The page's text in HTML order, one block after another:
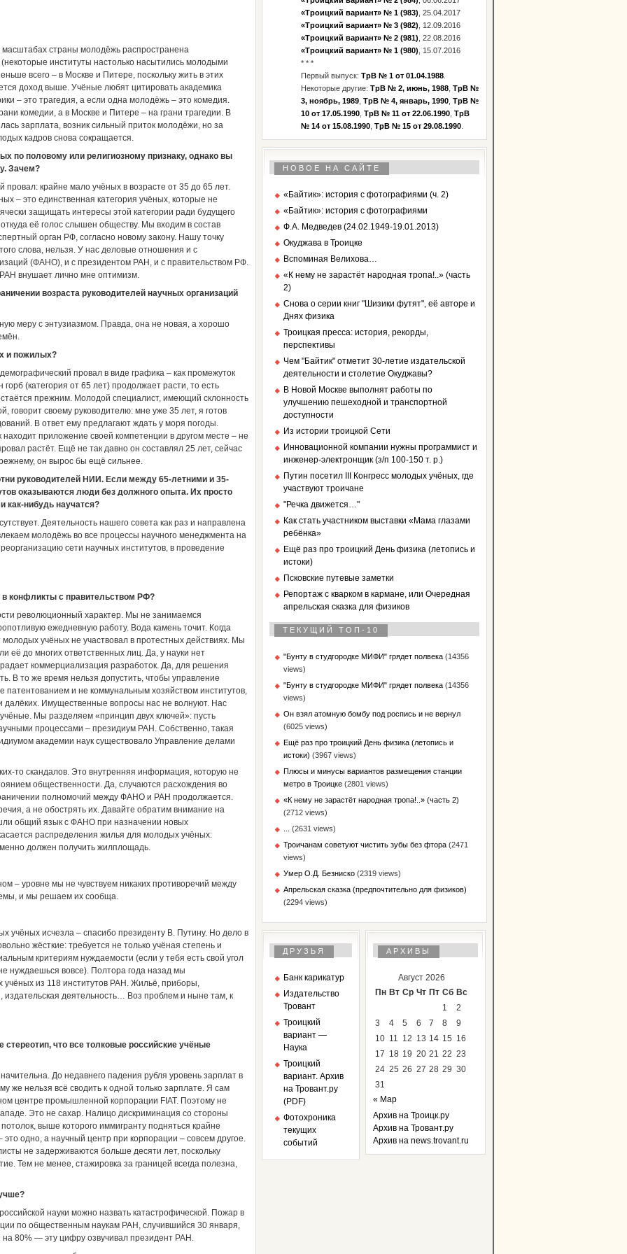
страны молодёжь распространена
институты настолько насытились молодыми
всего – в Москве и Питере, поскольку жить в этих
доход выше. Учёные любят цитировать академика
– это трагедия, а если одна молодёжь – это комедия.
комедии, а в Москве и Питере – на грани трагедии. В
зарплата, возник сильный приток молодёжи, но за
кадров снова сокращается.
по половому или религиозному признаку, однако вы
Зачем?
крайне мало учёных в возрасте от 35 до 65 лет.
– это единственная категория учёных, которые не
защищать интересы этой категории ради будущего
её голос слышен обществу. Мы входим в состав
орган РФ, согласно новому закону. Нашу точку
слова, нельзя. У нас деловые отношения и с
(ФАНО), и с президентом РАН, и с правительством РФ.
внушает лично мне оптимизм.
возраста руководителей научных организаций
меру с энтузиазмом. Правда, она не новая, а хорошо
и пожилых?
провал в виде графика – как промежуток
(категория от 65 лет) продолжает расти, то есть
прежним. Молодой специалист, имеющий склонность
говорит своему руководителю: мне уже 35 лет, я готов
В ответ ему предлагают ждать у моря погоды.
находит приложение своей компетенции в другом месте – не
растёт. Ещё не так давно он составлял 25 лет, сейчас
он вырос бы ещё сильнее.
руководителей НИИ. Если между 65-летними и 35-
оказываются люди без должного опыта. Их просто
как-нибудь научатся?
Деятельность нашего совета как раз и направлена
молодёжь во все процессы научного менеджмента на
сети научных институтов, в проведение
конфликты с правительством РФ?
революционный характер. Мы не занимаемся
ежедневную работу. Вода камень точит. Когда
учёных не участвовал в протестных действиях. Мы
её до многих ответственных лиц. Да, у науки нет
коммерциализация разработок. Да, для решения
В то же время нельзя допустить, чтобы управление
патентованием и не коммунальным хозяйством институтов,
далёких. Имущественные вопросы нас не волнуют. Нас
Мы разделяем «принцип двух ключей»: пусть
процессами – президиум РАН. Собственно, такая
академии наук существовало Управление делами
то скандалов. Это внутренняя информация, которую не
общественности. Да, случаются расхождения во
полномочий между ФАНО и РАН продолжается.
а не обострять их. Давайте обратим внимание на
общий язык с ФАНО при назначении новых
распределения жилья для молодых учёных:
должен получить жилплощадь.
– уровне мы не чувствуем никаких противоречий между
и мы решаем их сообща.
учёных исчезла – спасибо президенту В. Путину. Но дело в
жёсткие: требуется не только учёная степень и
критериям нуждаемости (если у тебя есть свой угол
нуждаешься вовсе). Полтора года назад мы
учёных из 118 институтов РАН. Жильё, приборы,
издательская деятельность… Воз проблем и ныне там, к
что все толковые российские учёные
До недавнего падения рубля уровень зарплат в
же нельзя всё сводить к одной только зарплате. Я сам
центре промышленной корпорации FIAT. Поэтому не
Это не сахар. Налицо дискриминация со стороны
выше которого иммигранту подняться крайне
одно, а научный центр при корпорации – совсем другое.
не задерживаются больше десяти лет, поскольку
Тем не менее, стажировка за границей всегда полезна,
науки можно назвать катастрофической. Пожар в
по общественным наукам РАН, случившийся 30 января,
80% — эту цифру озвучивал президент РАН.
«Троицкий вариант» № 1 (983) , 25.04.2017
«Троицкий вариант» № 3 (982) , 12.09.2016
«Троицкий вариант» № 2 (981) , 22.08.2016
«Троицкий вариант» № 1 (980) , 15.07.2016
* * *
Первый выпуск: ТрВ № 1 от 01.04.1988
Некоторые другие: ТрВ № 2, июнь, 1988 ТрВ №
3, ноябрь, 1989 ТрВ № 4, январь, 1990 ТрВ №
10 от 17.05.1990 ТрВ № 11 от 22.06.1990 ТрВ
№ 14 от 15.08.1990 ТрВ № 15 от 29.08.1990
НОВОЕ НА САЙТЕ
«Байтик»: история с фотографиями (ч. 2)
«Байтик»: история с фотографиями
Ф.А. Медведев (24.02.1949-19.01.2013)
Окуджава в Троицке
Вспоминая Велихова…
«К нему не зарастёт народная тропа!..» (часть
2)
Снова о серии книг "Шизики футят", её авторе и
Днях физика
Троицкая пресса: история, рекорды,
перспективы
Чем "Байтик" отметит 30-летие издательской
деятельности и столетие Окуджавы?
В Новой Москве выполнят работы по
улучшению пешеходной и транспортной
доступности
Из истории троицкой Сети
Инновационной компании нужны программист и
инженер-электронщик (з/п 100-150 т. р.)
Путин посетил III Конгресс молодых учёных, где
участвуют троичане
"Речка движется…"
Как стать участником выставки «Мама глазами
ребёнка»
Ещё раз про троицкий День физика (летопись и
истоки)
Псковские путевые заметки
Репортаж с кварком в кармане, или Очередная
апрельская сказка для физиков
ТЕКУЩИЙ ТОП-10
"Бунту в студгородке МИФИ" грядет полвека (14356
views)
"Бунту в студгородке МИФИ" грядет полвека (14356
views)
Он взял атомную бомбу под роспись и не вернул
(6025 views)
Ещё раз про троицкий День физика (летопись и
истоки) (3967 views)
Плюсы и минусы вариантов размещения станции
метро в Троицке (2801 views)
«К нему не зарастёт народная тропа!..» (часть 2)
(2712 views)
(2631 views)
Троичанам советуют чистить зубы без фтора (2471
views)
Умер О.Д. Безниско (2319 views)
Апрельская сказка (предпочтительно для физиков)
(2294 views)
ДРУЗЬЯ
Банк карикатур
Издательство
Тровант
Троицкий
вариант —
Наука
Троицкий
вариант. Архив
на Тровант.ру
(PDF)
Фотохроника
текущих
событий
АРХИВЫ
Август 2026
Пн Вт Ср Чт Пт Сб Вс
1
2
3
4 5 6 7 8
9
10 11 12 13 14 15 16
17 18 19 20 21 22 23
24 25 26 27 28 29 30
31
« Мар
Архив на Троицк.ру
Архив на Тровант.ру
Архив на news.trovant.ru